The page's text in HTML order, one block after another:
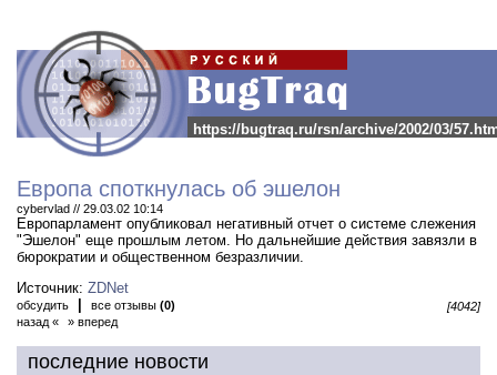
https://bugtraq.ru/rsn/archive/2002/03/
Европа споткнулась об эшелон
cybervlad // 29.03.02 10:14
Европарламент опубликовал негативный отчет о системе слежения
"Эшелон" еще прошлым летом. Но дальнейшие действия завязли в
бюрократии и общественном безразличии.
Источник: ZDNet
обсудить все отзывы (0)
[4042]
назад «
» вперед
последние новости